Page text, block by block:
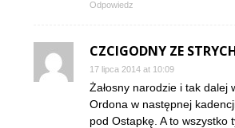
Odpowiedz
CZCIGODNY ZE
17 lipca 2014 at 10:09
Żałosny narodzie i tak dalej
Ordona w następnej
pod Ostapkę. A to wszystko